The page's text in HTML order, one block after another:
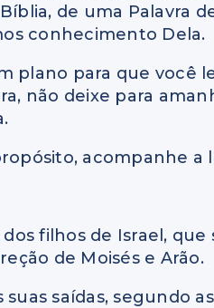
de uma Palavra
conhecimento Dela.
plano para que você
não deixe para
acompanhe a
dos filhos de Israel,
de Moisés e Arão.
suas saídas, segundo